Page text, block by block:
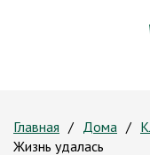
Главная Дома
Жизнь удалась